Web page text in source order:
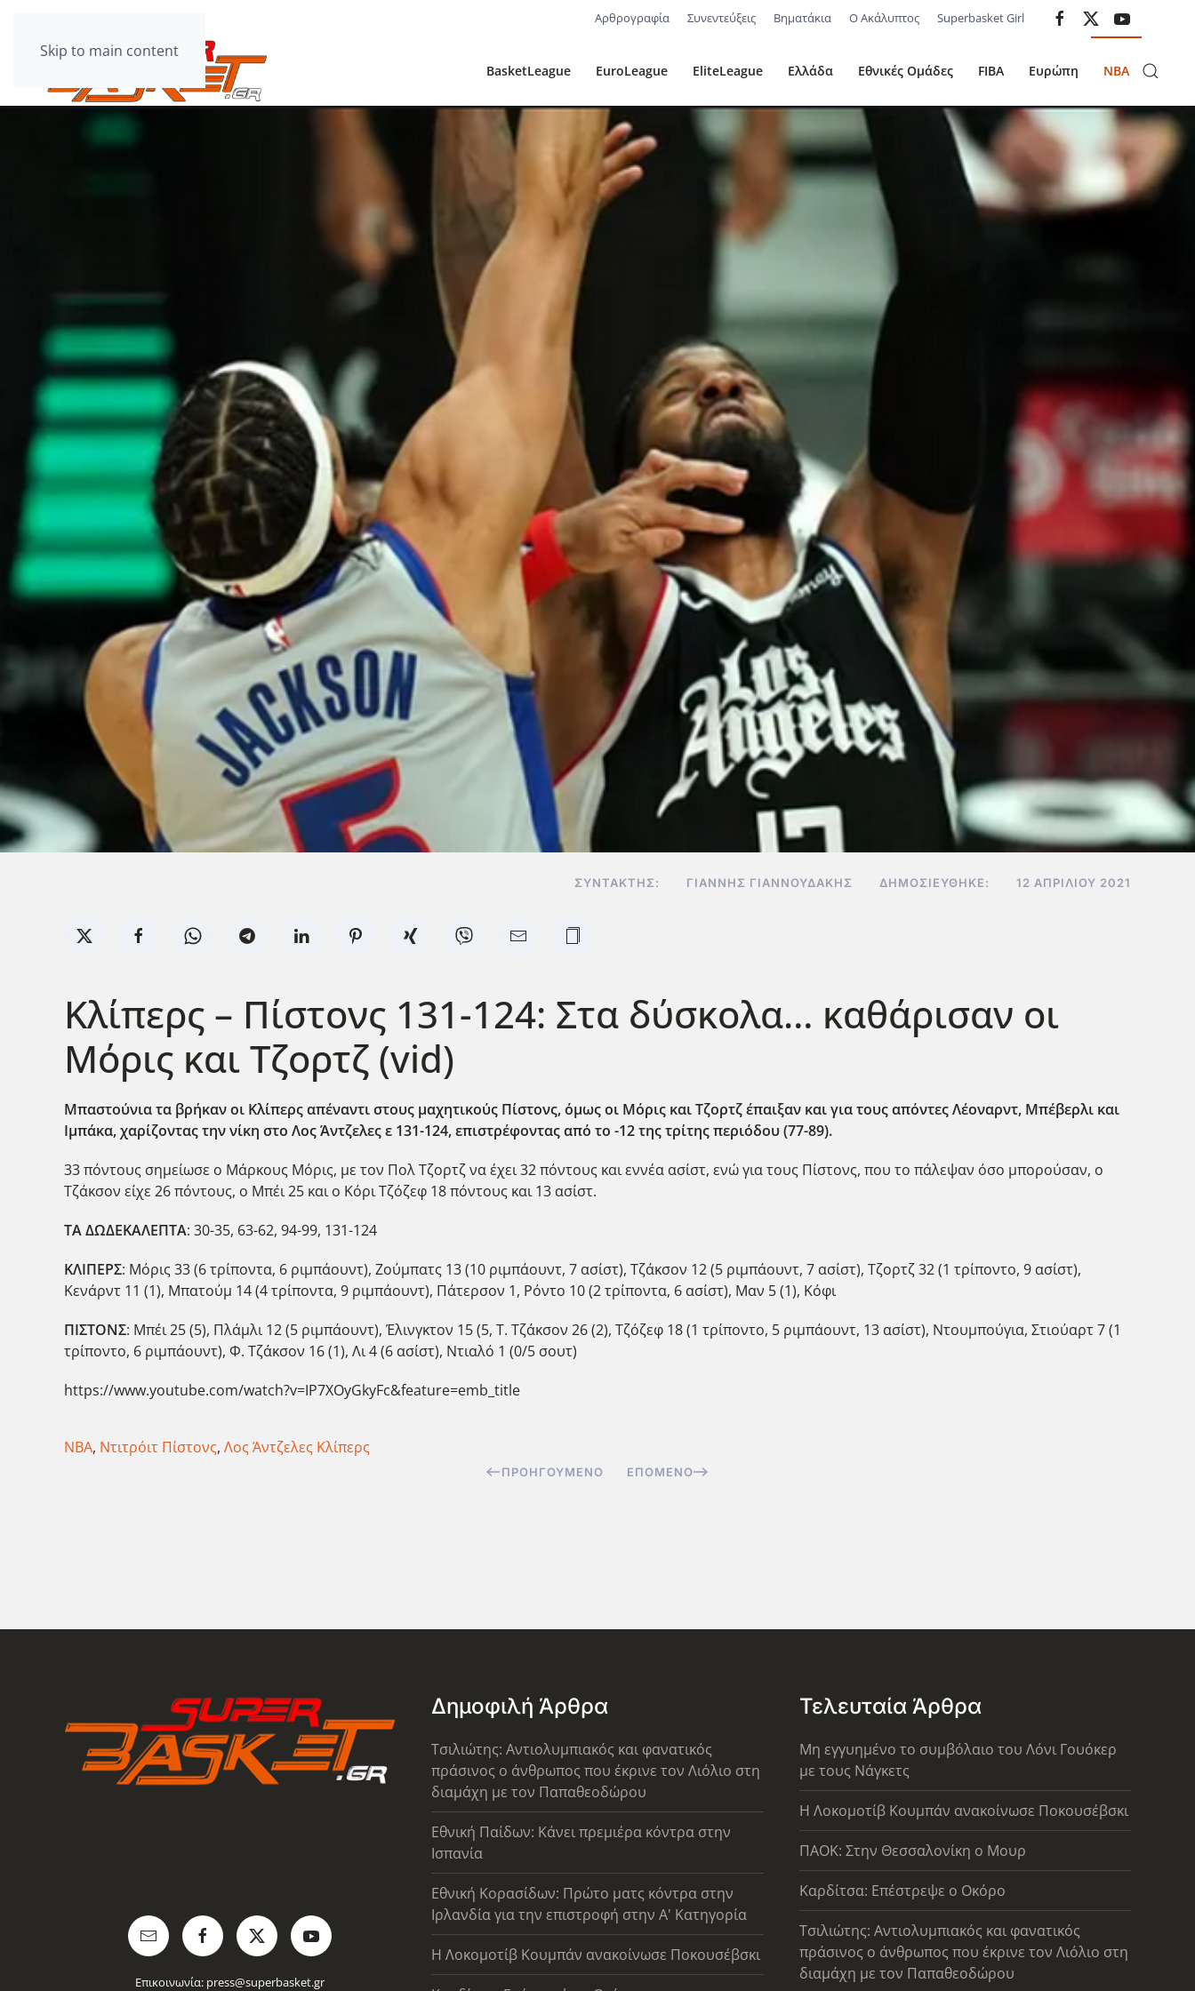
Skip to main content
Αρθρογραφία Συνεντεύξεις Βηματάκια Ο Ακάλυπτος Superbasket Girl
BasketLeague EuroLeague EliteLeague Ελλάδα Εθνικές Ομάδες FIBA Ευρώπη NBA
ΣΥΝΤΆΚΤΗΣ: ΓΙΆΝΝΗΣ ΓΙΑΝΝΟΥΔΆΚΗΣ ΔΗΜΟΣΙΕΎΘΗΚΕ: 12 ΑΠΡΙΛΊΟΥ 2021
Κλίπερς – Πίστονς 131-124: Στα δύσκολα… καθάρισαν οι
Μόρις και Τζορτζ (vid)
Μπαστούνια τα βρήκαν οι Κλίπερς απέναντι στους μαχητικούς Πίστονς, όμως οι Μόρις και Τζορτζ έπαιξαν και για τους απόντες Λέοναρντ, Μπέβερλι και
Ιμπάκα, χαρίζοντας την νίκη στο Λος Άντζελες ε 131-124, επιστρέφοντας από το -12 της τρίτης περιόδου (77-89).
33 πόντους σημείωσε ο Μάρκους Μόρις, με τον Πολ Τζορτζ να έχει 32 πόντους και εννέα ασίστ, ενώ για τους Πίστονς, που το πάλεψαν όσο μπορούσαν, ο
Τζάκσον είχε 26 πόντους, ο Μπέι 25 και ο Κόρι Τζόζεφ 18 πόντους και 13 ασίστ.
ΤΑ ΔΩΔΕΚΑΛΕΠΤΑ: 30-35, 63-62, 94-99, 131-124
ΚΛΙΠΕΡΣ: Μόρις 33 (6 τρίποντα, 6 ριμπάουντ), Ζούμπατς 13 (10 ριμπάουντ, 7 ασίστ), Τζάκσον 12 (5 ριμπάουντ, 7 ασίστ), Τζορτζ 32 (1 τρίποντο, 9 ασίστ),
Κενάρντ 11 (1), Μπατούμ 14 (4 τρίποντα, 9 ριμπάουντ), Πάτερσον 1, Ρόντο 10 (2 τρίποντα, 6 ασίστ), Μαν 5 (1), Κόφι
ΠΙΣΤΟΝΣ: Μπέι 25 (5), Πλάμλι 12 (5 ριμπάουντ), Έλινγκτον 15 (5, Τ. Τζάκσον 26 (2), Τζόζεφ 18 (1 τρίποντο, 5 ριμπάουντ, 13 ασίστ), Ντουμπούγια, Στιούαρτ 7 (1
τρίποντο, 6 ριμπάουντ), Φ. Τζάκσον 16 (1), Λι 4 (6 ασίστ), Ντιαλό 1 (0/5 σουτ)
https://www.youtube.com/watch?v=IP7XOyGkyFc&feature=emb_title
ΝΒΑ, Ντιτρόιτ Πίστονς, Λος Άντζελες Κλίπερς
ΠΡΟΗΓΟΎΜΕΝΟ ΕΠΌΜΕΝΟ
Επικοινωνία: press@superbasket.gr
Δημοφιλή Άρθρα
Τσιλιώτης: Αντιολυμπιακός και φανατικός
πράσινος ο άνθρωπος που έκρινε τον Λιόλιο στη
διαμάχη με τον Παπαθεοδώρου
Εθνική Παίδων: Κάνει πρεμιέρα κόντρα στην
Ισπανία
Εθνική Κορασίδων: Πρώτο ματς κόντρα στην
Ιρλανδία για την επιστροφή στην Α' Κατηγορία
Η Λοκομοτίβ Κουμπάν ανακοίνωσε Ποκουσέβσκι
Τελευταία Άρθρα
Μη εγγυημένο το συμβόλαιο του Λόνι Γουόκερ
με τους Νάγκετς
Η Λοκομοτίβ Κουμπάν ανακοίνωσε Ποκουσέβσκι
ΠΑΟΚ: Στην Θεσσαλονίκη ο Μουρ
Καρδίτσα: Επέστρεψε ο Οκόρο
Τσιλιώτης: Αντιολυμπιακός και φανατικός
πράσινος ο άνθρωπος που έκρινε τον Λιόλιο στη
διαμάχη με τον Παπαθεοδώρου